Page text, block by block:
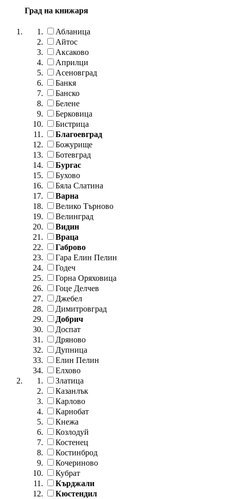
Град на книжаря
Абланица
Айтос
Аксаково
Априлци
Асеновград
Банкя
Банско
Белене
Берковица
Бистрица
Благоевград
Божурище
Ботевград
Бургас
Бухово
Бяла Слатина
Варна
Велико Търново
Велинград
Видин
Враца
Габрово
Гара Елин Пелин
Годеч
Горна Оряховица
Гоце Делчев
Джебел
Димитровград
Добрич
Доспат
Дряново
Дупница
Елин Пелин
Елхово
Златица
Казанлък
Карлово
Карнобат
Кнежа
Козлодуй
Костенец
Костинброд
Кочериново
Кубрат
Кърджали
Кюстендил